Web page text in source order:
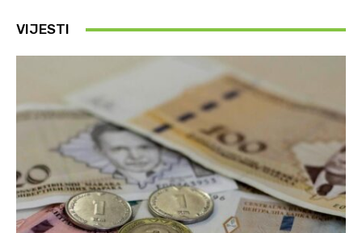
VIJESTI